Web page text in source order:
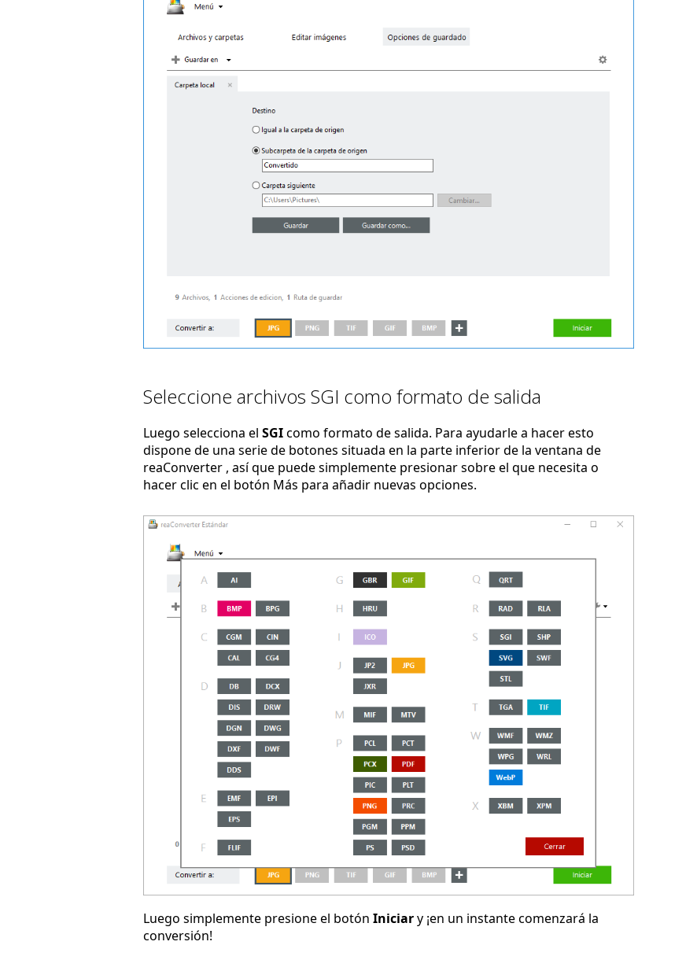
Seleccione archivos SGI como formato de salida
Luego selecciona el SGIcomo formato de salida. Para ayudarle a hacer esto
dispone de una serie de botones situada en la parte inferior de la ventana de
reaConverter , así que puede simplemente presionar sobre el que necesita o
hacer clic en el botón Más para añadir nuevas opciones.
Luego simplemente presione el botón Iniciary ¡en un instante comenzará la
conversión!